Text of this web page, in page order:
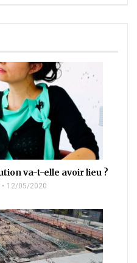
va-t-elle avoir lieu ?
12/05/2020